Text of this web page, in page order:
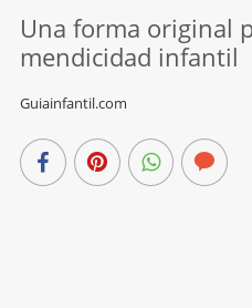
Una forma original
mendicidad infantil
Guiainfantil.com